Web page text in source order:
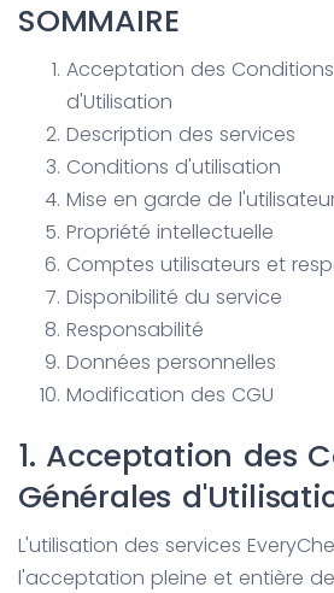
SOMMAIRE
Acceptation des
d'Utilisation
Description des services
Conditions d'utilisation
Mise en garde de
Propriété intellectuelle
Comptes utilisateurs et
Disponibilité du service
Responsabilité
Données personnelles
Modification des CGU
1. Acceptation des
Générales
L'utilisation des services
l'acceptation pleine et entière